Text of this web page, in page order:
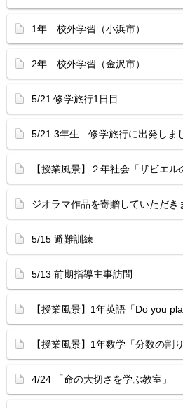
1年 校外学習（小浜市）
2年 校外学習（金沢市）
5/21 修学旅行1日目
5/21 3年生 修学旅行に出発しま
【授業風景】２年社会「ザビエル
ジオラマ作品を寄贈していただき
5/15 避難訓練
5/13 前期指導主事訪問
【授業風景】1年英語「Do you
【授業風景】1年数学「分数の割り
4/24 「命の大切さを学ぶ教室」